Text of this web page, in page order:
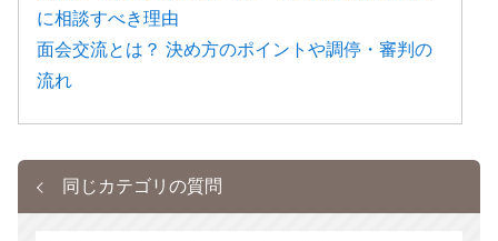
に相談すべき理由
面会交流とは？ 決め方のポイントや調停・審判の
流れ
同じカテゴリの質問